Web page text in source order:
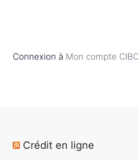
Connexion à Mon compte
Crédit en ligne